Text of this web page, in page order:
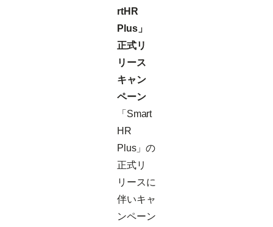
rtHR
Plus」
正式リ
リース
キャン
ペーン
「Smart
HR
Plus」の
正式リ
リースに
伴いキャ
ンペーン